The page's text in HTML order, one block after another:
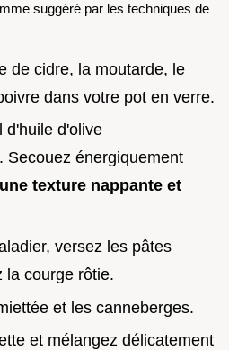
suggéré par les techniques de
de cidre, la moutarde, le
dans votre pot en verre.
d'huile d'olive
Secouez énergiquement
texture nappante et
versez les pâtes
la courge rôtie.
et les canneberges.
et mélangez délicatement